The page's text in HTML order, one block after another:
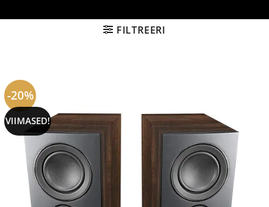
FILTREERI
-20%
VIIMASED!